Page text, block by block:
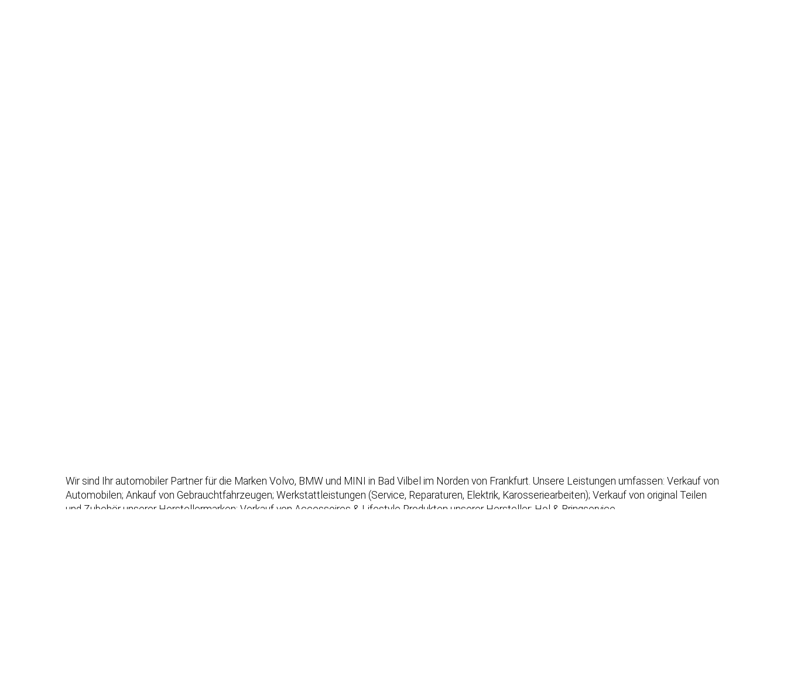
Wir sind Ihr automobiler Partner für die Marken Volvo, BMW und MINI in Bad Vilbel im Norden von Frankfurt. Unsere Leistungen umfassen: Verkauf von
Automobilen; Ankauf von Gebrauchtfahrzeugen; Werkstattleistungen (Service, Reparaturen, Elektrik, Karosseriearbeiten); Verkauf von original Teilen
und Zubehör unserer Herstellermarken; Verkauf von Accessoires & Lifestyle Produkten unserer Hersteller; Hol & Bringservice